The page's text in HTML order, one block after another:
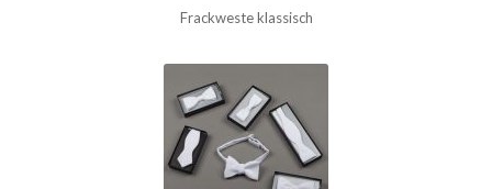
Frackweste klassisch